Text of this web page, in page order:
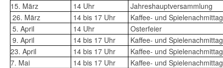
15. März
14 Uhr
Jahreshauptversammlung
26. März
14 bis 17 Uhr
Kaffee- und Spielenachmittag
5. April
14 Uhr
Osterfeier
9. April
14 bis 17 Uhr
Kaffee- und Spielenachmittag
23. April
14 bis 17 Uhr
Kaffee- und Spielenachmittag
7. Mai
14 bis 17 Uhr
Kaffee- und Spielenachmittag